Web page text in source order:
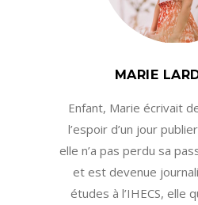
MARIE
Enfant, Marie écrivait
l’espoir d’un jour
elle n’a pas perdu sa
et est devenue
études à l’IHECS, elle